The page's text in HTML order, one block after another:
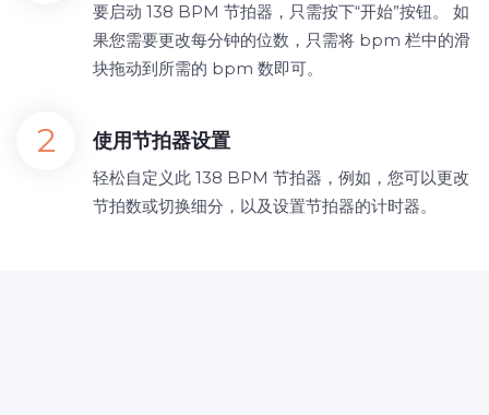
要启动 138 BPM 节拍器，只需按下“开始”按钮。 如
果您需要更改每分钟的位数，只需将 bpm 栏中的滑
块拖动到所需的 bpm 数即可。
使用节拍器设置
轻松自定义此 138 BPM 节拍器，例如，您可以更改
节拍数或切换细分，以及设置节拍器的计时器。